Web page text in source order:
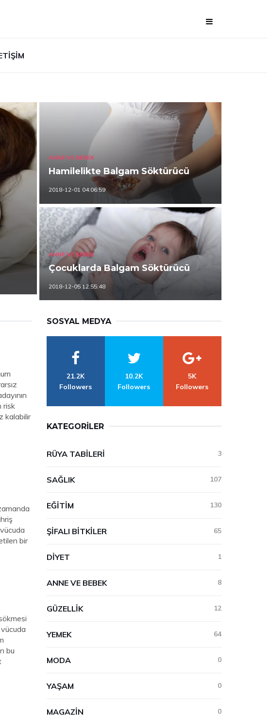
ANNE VE BEBEK
Hamilelikte Balgam Söktürücü
2018-12-01 04:06:59
ANNE VE BEBEK
Çocuklarda Balgam Söktürücü
2018-12-05 12:55:48
risk
kalabilir
bir
bu
SOSYAL MEDYA
21.2K
Followers
10.2K
Followers
5K
Followers
KATEGORILER
RÜYA TABILERI 3
SAĞLIK 107
EĞITIM 130
ŞIFALI BITKILER 65
DIYET 1
ANNE VE BEBEK 8
GÜZELLIK 12
YEMEK 64
MODA 0
YAŞAM 0
MAGAZIN 0